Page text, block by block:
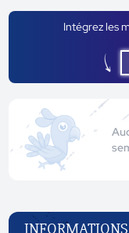
Intégrez les
INFORMATIONS